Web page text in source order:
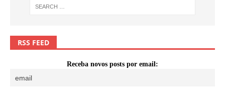
RSS FEED
Receba novos posts por email: